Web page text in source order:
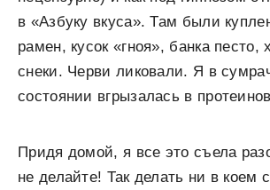
в «Азбуку вкуса». Там были
рамен, кусок «гноя», банка песто,
снеки. Черви ликовали. Я в
состоянии вгрызалась в
Придя домой, я все это съела
не делайте! Так делать ни в коем